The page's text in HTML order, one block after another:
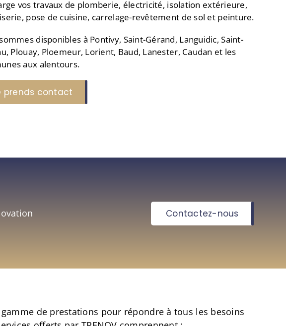
vos travaux de plomberie, électricité, isolation extérieure,
pose de cuisine, carrelage-revêtement de sol et peinture.
disponibles à Pontivy, Saint-Gérand, Languidic, Saint-
Plouay, Ploemeur, Lorient, Baud, Lanester, Caudan et les
aux alentours.
prends contact
Contactez-nous
de prestations pour répondre à tous les besoins